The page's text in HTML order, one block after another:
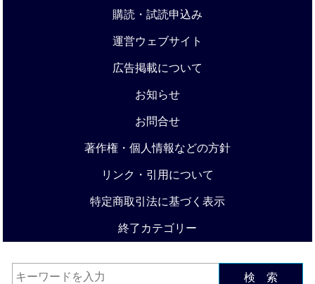
購読・試読申込み
運営ウェブサイト
広告掲載について
お知らせ
お問合せ
著作権・個人情報などの方針
リンク・引用について
特定商取引法に基づく表示
終了カテゴリー
検 索